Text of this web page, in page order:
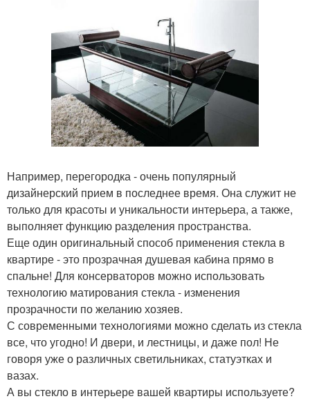
Например, перегородка - очень популярный
дизайнерский прием в последнее время. Она служит не
только для красоты и уникальности интерьера, а также,
выполняет функцию разделения пространства.
Еще один оригинальный способ применения стекла в
квартире - это прозрачная душевая кабина прямо в
спальне! Для консерваторов можно использовать
технологию матирования стекла - изменения
прозрачности по желанию хозяев.
С современными технологиями можно сделать из стекла
все, что угодно! И двери, и лестницы, и даже пол! Не
говоря уже о различных светильниках, статуэтках и
вазах.
А вы стекло в интерьере вашей квартиры используете?